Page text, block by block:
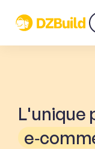
L'unique